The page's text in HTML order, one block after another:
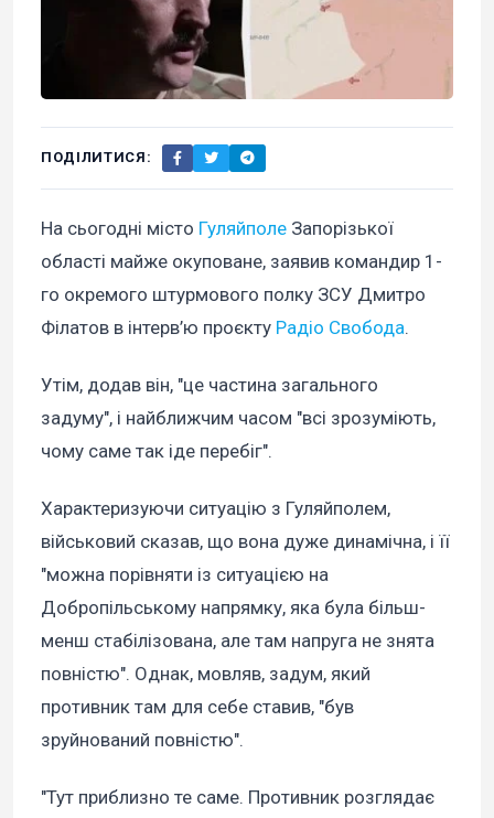
ПОДІЛИТИСЯ:
На сьогодні місто Гуляйполе Запорізької
області майже окуповане, заявив командир 1-
го окремого штурмового полку ЗСУ Дмитро
Філатов в інтерв’ю проєкту Радіо Свобода.
Утім, додав він, "це частина загального
задуму", і найближчим часом "всі зрозуміють,
чому саме так іде перебіг".
Характеризуючи ситуацію з Гуляйполем,
військовий сказав, що вона дуже динамічна, і її
"можна порівняти із ситуацією на
Добропільському напрямку, яка була більш-
менш стабілізована, але там напруга не знята
повністю". Однак, мовляв, задум, який
противник там для себе ставив, "був
зруйнований повністю".
"Тут приблизно те саме. Противник розглядає